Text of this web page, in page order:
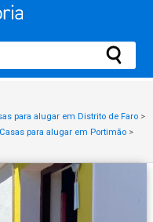
para alugar em Distrito de Faro >
Casas para alugar em Portimão >